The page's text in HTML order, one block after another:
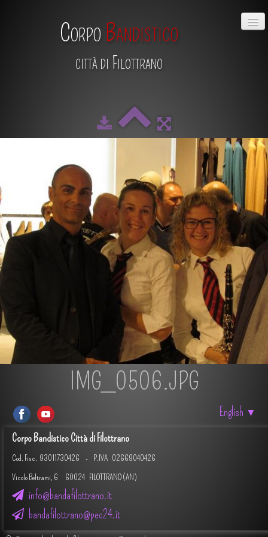
Corpo Bandistico
città di Filottrano
CHI SIAMO
MAESTRO
SCUOLA DI MUSICA
ALBUM
CALENDARIO
CONTATTI
IMG_0506.JPG
English ▼
Corpo Bandistico Città di Filottrano
Cod. Fisc. 93011730426 - P.IVA 02669040426
Vicolo Beltrami, 6 60024 FILOTTRANO (AN)
info@bandafilottrano.it
bandafilottrano@pec24.it